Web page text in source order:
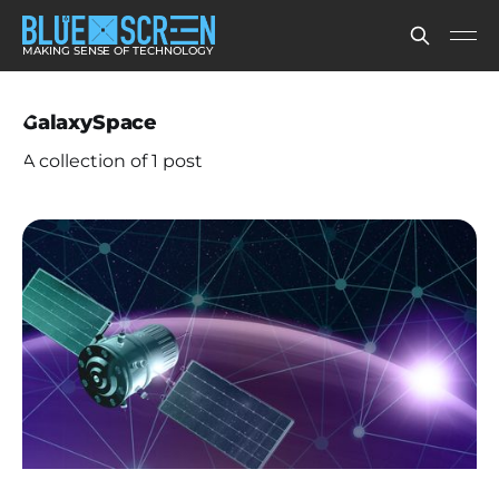
MAKING SENSE OF TECHNOLOGY
GalaxySpace
A collection of 1 post